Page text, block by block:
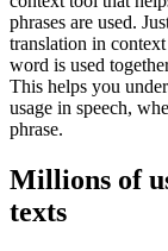
phrases are used.
translation in
word is used
This helps you
usage in speech,
phrase.
Millions of
texts